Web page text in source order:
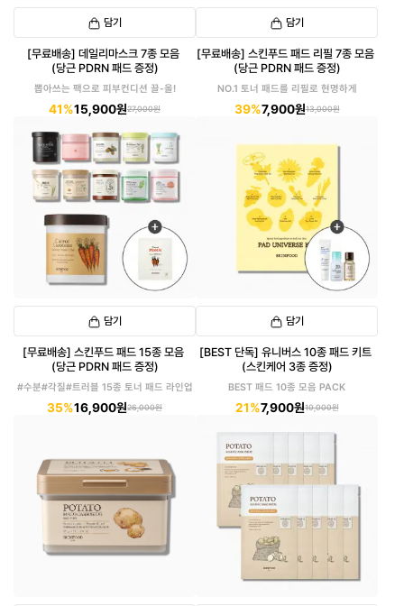
담기
[무료배송] 데일리마스크 7종 모음
(당근 PDRN 패드 증정)
뽑아쓰는 팩으로 피부컨디션 끌-올!
41%15,900원27,000원
담기
[무료배송] 스킨푸드 패드 리필 7종 모음
(당근 PDRN 패드 증정)
NO.1 토너 패드를 리필로 현명하게
39%7,900원13,000원
담기
[무료배송] 스킨푸드 패드 15종 모음
(당근 PDRN 패드 증정)
#수분#각질#트러블 15종 토너 패드 라인업
35%16,900원26,000원
담기
[BEST 단독] 유니버스 10종 패드 키트
(스킨케어 3종 증정)
BEST 패드 10종 모음 PACK
21%7,900원10,000원